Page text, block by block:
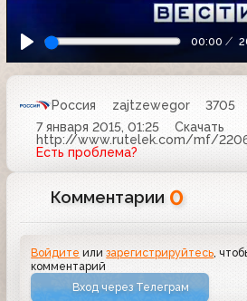
00:00
Россия zajtzewegor
3705
7 января 2015, 01:25
Скачать
http://www.rutelek.com/mf/
Есть проблема?
Комментарии 0
Войдите илизарегистрируйтесь,
комментарий
Вход через Телеграм